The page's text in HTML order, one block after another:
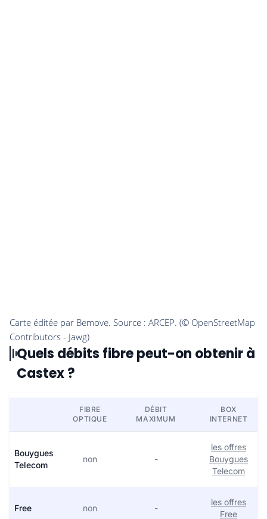
Quels débits fibre peut-on obtenir à
Castex ?
FIBRE
OPTIQUE
DÉBIT
MAXIMUM
BOX
INTERNET
Bouygues
Telecom
non -
les offres
Bouygues
Telecom
Free non -
les offres
Free